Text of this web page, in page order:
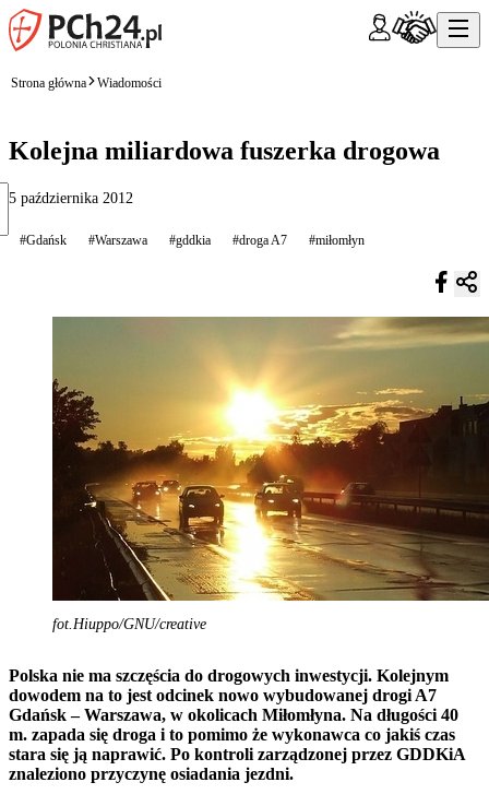
Strona główna Wiadomości
Kolejna miliardowa fuszerka drogowa
5 października 2012
#Gdańsk #Warszawa #gddkia #droga A7 #miłomłyn
fot.Hiuppo/GNU/creative
Polska nie ma szczęścia do drogowych inwestycji. Kolejnym
dowodem na to jest odcinek nowo wybudowanej drogi A7
Gdańsk – Warszawa, w okolicach Miłomłyna. Na długości 40
m. zapada się droga i to pomimo że wykonawca co jakiś czas
stara się ją naprawić. Po kontroli zarządzonej przez GDDKiA
znaleziono przyczynę osiadania jezdni.